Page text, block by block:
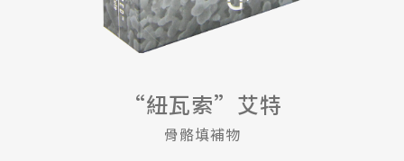
“紐瓦索”艾特
骨骼填補物